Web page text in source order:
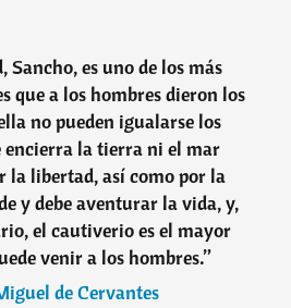
Sancho, es uno de los más
que a los hombres dieron los
no pueden igualarse los
encierra la tierra ni el mar
la libertad, así como por la
y debe aventurar la vida, y,
el cautiverio es el mayor
venir a los hombres.”
de Cervantes